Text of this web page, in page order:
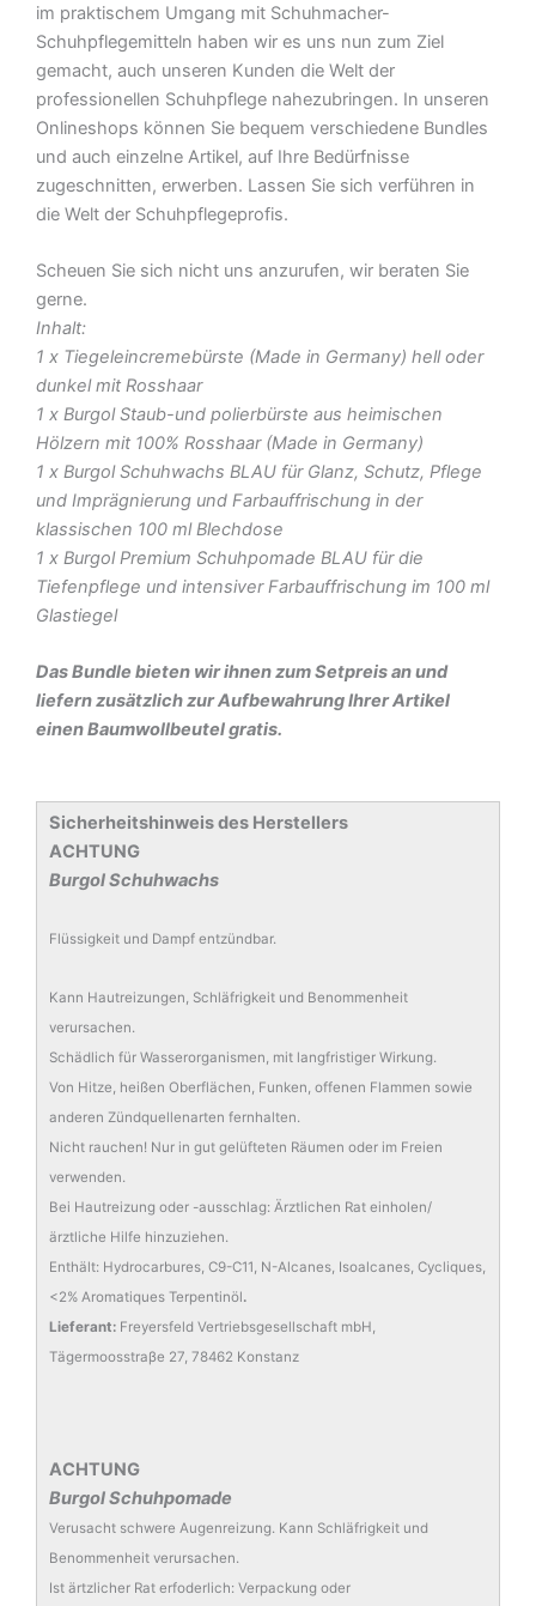
im praktischem Umgang mit Schuhmacher-
Schuhpflegemitteln haben wir es uns nun zum Ziel
gemacht, auch unseren Kunden die Welt der
professionellen Schuhpflege nahezubringen. In unseren
Onlineshops können Sie bequem verschiedene Bundles
und auch einzelne Artikel, auf Ihre Bedürfnisse
zugeschnitten, erwerben. Lassen Sie sich verführen in
die Welt der Schuhpflegeprofis.
Scheuen Sie sich nicht uns anzurufen, wir beraten Sie
gerne.
Inhalt:
1 x Tiegeleincremebürste (Made in Germany) hell oder
dunkel mit Rosshaar
1 x Burgol Staub-und polierbürste aus heimischen
Hölzern mit 100% Rosshaar (Made in Germany)
1 x Burgol Schuhwachs BLAU für Glanz, Schutz, Pflege
und Imprägnierung und Farbauffrischung in der
klassischen 100 ml Blechdose
1 x Burgol Premium Schuhpomade BLAU für die
Tiefenpflege und intensiver Farbauffrischung im 100 ml
Glastiegel
Das Bundle bieten wir ihnen zum Setpreis an und
liefern zusätzlich zur Aufbewahrung Ihrer Artikel
einen Baumwollbeutel gratis.
Sicherheitshinweis des Herstellers
ACHTUNG
Burgol Schuhwachs
Flüssigkeit und Dampf entzündbar.
Kann Hautreizungen, Schläfrigkeit und Benommenheit
verursachen.
Schädlich für Wasserorganismen, mit langfristiger Wirkung.
Von Hitze, heißen Oberflächen, Funken, offenen Flammen sowie
anderen Zündquellenarten fernhalten.
Nicht rauchen! Nur in gut gelüfteten Räumen oder im Freien
verwenden.
Bei Hautreizung oder -ausschlag: Ärztlichen Rat einholen/
ärztliche Hilfe hinzuziehen.
Enthält: Hydrocarbures, C9-C11, N-Alcanes, Isoalcanes, Cycliques,
<2% Aromatiques Terpentinöl.
Lieferant: Freyersfeld Vertriebsgesellschaft mbH,
Tägermoosstraβe 27, 78462 Konstanz
ACHTUNG
Burgol Schuhpomade
Verusacht schwere Augenreizung. Kann Schläfrigkeit und
Benommenheit verursachen.
Ist ärtzlicher Rat erfoderlich: Verpackung oder